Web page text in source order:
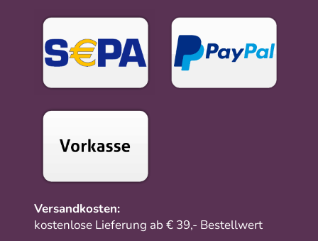
Versandkosten:
kostenlose Lieferung ab € 39,- Bestellwert